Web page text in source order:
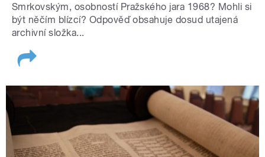
Smrkovským, osobností Pražského jara 1968? Mohli si
být něčím blízcí? Odpověď obsahuje dosud utajená
archivní složka...